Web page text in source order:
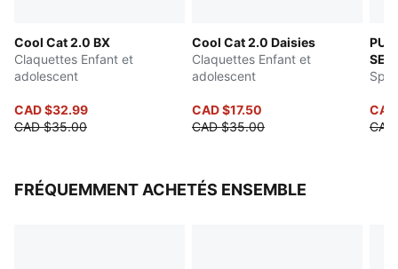
Cool Cat 2.0 BX
Claquettes Enfant et
adolescent
CAD $32.99
CAD $35.00
Cool Cat 2.0 Daisies
Claquettes Enfant et
adolescent
CAD $17.50
CAD $35.00
Cat
FRÉQUEMMENT ACHETÉS ENSEMBLE